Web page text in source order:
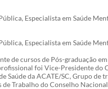
Especialista em Saúde
Especialista em Saúde
de cursos de Pós-graduação
foi Vice-Presidente
da ACATE/SC, Grupo
Trabalho do Conselho